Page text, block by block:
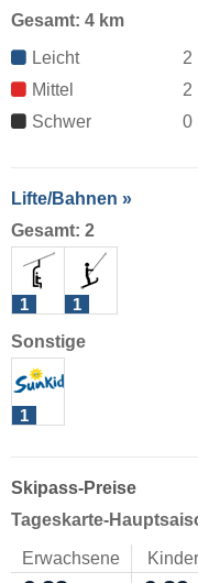
Gesamt: 4 km
Leicht
2
Mittel
2
Schwer
0
Lifte/Bahnen »
Gesamt: 2
1 1
Sonstige
1
Skipass-Preise
Tageskarte-
Erwachsene Kinder